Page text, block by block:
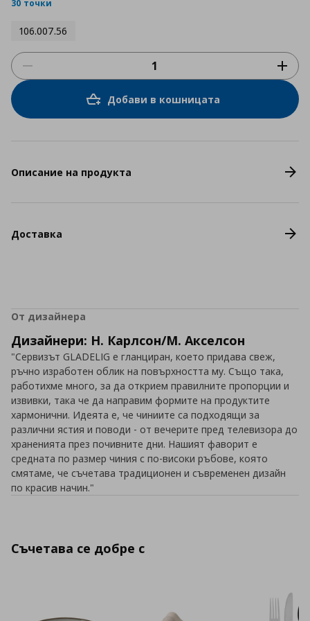
30 точки
106.007.56
Добави в кошницата
Описание на продукта
Доставка
От дизайнера
Дизайнери: Н. Карлсон/М. Акселсон
"Сервизът GLADELIG е гланциран, което придава свеж,
ръчно изработен облик на повърхността му. Също така,
работихме много, за да открием правилните пропорции и
извивки, така че да направим формите на продуктите
хармонични. Идеята е, че чиниите са подходящи за
различни ястия и поводи - от вечерите пред телевизора до
храненията през почивните дни. Нашият фаворит е
средната по размер чиния с по-високи ръбове, която
смятаме, че съчетава традиционен и съвременен дизайн
по красив начин."
Съчетава се добре с